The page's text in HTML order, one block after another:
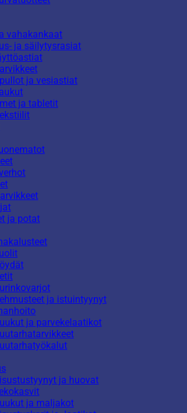
vahakankaat
ja säilytysrasiat
ja vesiastiat
ja tabletit
ja potat
ja istuintyynyt
ja parvekelaatikot
ja huovat
ja maljakot